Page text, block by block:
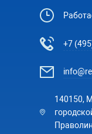
+7
140150,